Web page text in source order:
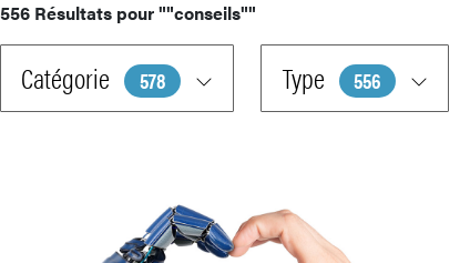
556 Résultats pour""conseils""
Catégorie 578 Type 556